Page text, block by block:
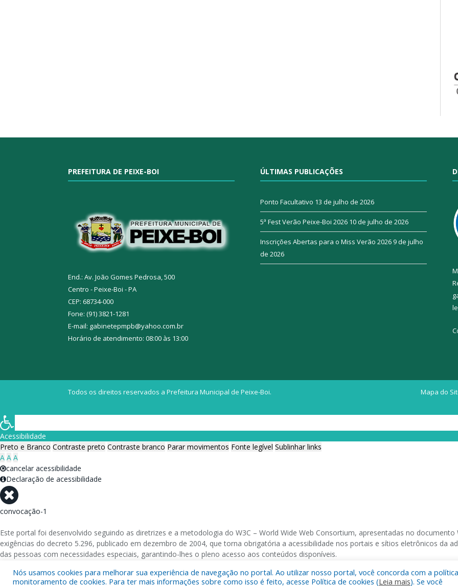
PREFEITURA DE PEIXE-BOI
End.: Av. João Gomes Pedrosa, 500
Centro - Peixe-Boi - PA
CEP: 68734-000
Fone: (91) 3821-1281
E-mail: gabinetepmpb@yahoo.com.br
Horário de atendimento: 08:00 às 13:00
ÚLTIMAS PUBLICAÇÕES
Ponto Facultativo 13 de julho de 2026
5ª Fest Verão Peixe-Boi 2026 10 de julho de 2026
Inscrições Abertas para o Miss Verão 20269 de julho
de 2026
Todos os direitos reservados a Prefeitura Municipal de Peixe-Boi. Mapa do
Nós usamos cookies para melhorar sua experiência de navegação no portal. Ao utilizar nosso portal, você concorda com a
monitoramento de cookies. Para ter mais informações sobre como isso é feito, acesse Política de cookies (Leia mais). Se você
Acessibilidade
Preto e Branco Contraste preto Contraste branco Parar movimentos Fonte legível Sublinhar links
A A A
cancelar acessibilidade
Declaração de acessibilidade
convocação-1
Este portal foi desenvolvido seguindo as diretrizes e a metodologia do W3C – World Wide Web Consortium, apresentadas no
exigências do decreto 5.296, publicado em dezembro de 2004, que torna obrigatória a acessibilidade nos portais e sítios eletrônicos da
das pessoas com necessidades especiais, garantindo-lhes o pleno acesso aos conteúdos disponíveis.
Além de validações automáticas, foram realizados testes em diversos navegadores e através do utilitário de acesso a Internet do